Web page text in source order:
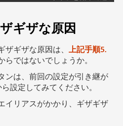
ギザな原因
ギザな原因は、
上記手順5.
らではないでしょうか。
ンは、前回の設定が引き継が
設定してみてください。
イリアスがかかり、ギザギザ